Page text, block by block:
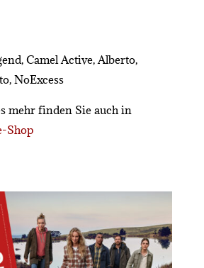
Camel Active, Alberto,
NoExcess
mehr finden Sie auch in
Shop